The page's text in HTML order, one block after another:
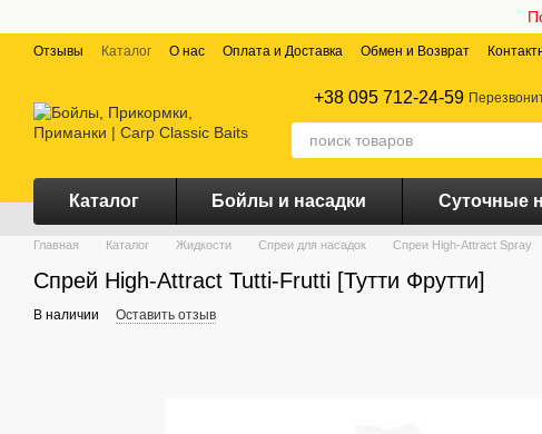
Отзывы Каталог О нас Оплата и Доставка Обмен и Возврат
+38 095 712-24-59
Каталог Бойлы и насадки Суточные
Главная Каталог Жидкости Спреи для насадок Спреи High-Attract Spray
Спрей High-Attract Tutti-Frutti [Тутти Фрутти]
В наличии Оставить отзыв